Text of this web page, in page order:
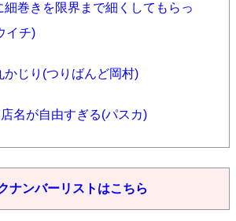
細巻きを限界まで細くしてもらっ
イチ)
かじり(つりばんど岡村)
名が自由すぎる(パスカ)
ナンバーリストはこちら